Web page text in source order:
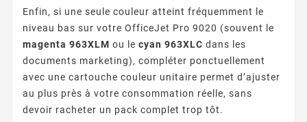
Enfin, si une seule couleur atteint fréquemment le
niveau bas sur votre OfficeJet Pro 9020 (souvent le
magenta 963XLM ou le cyan 963XLC dans les
documents marketing), compléter ponctuellement
avec une cartouche couleur unitaire permet d’ajuster
au plus près à votre consommation réelle, sans
devoir racheter un pack complet trop tôt.